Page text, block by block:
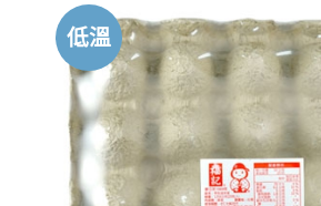
低溫